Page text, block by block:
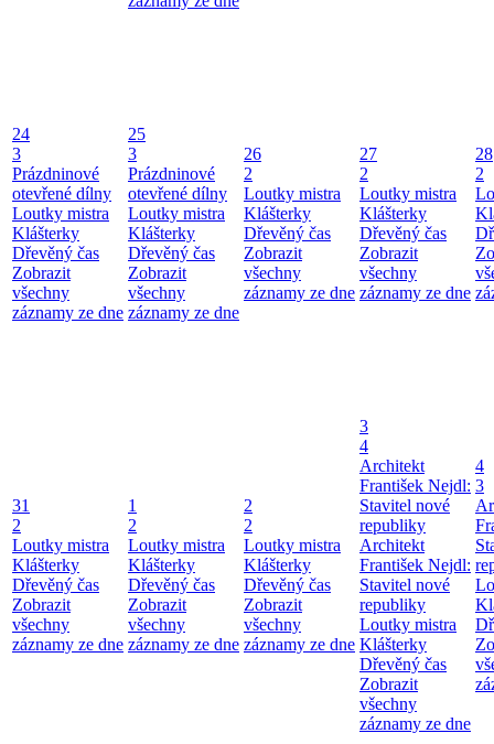
24
3
Prázdninové
otevřené dílny
Loutky mistra
Klášterky
Dřevěný čas
Zobrazit
všechny
záznamy ze dne
25
3
Prázdninové
otevřené dílny
Loutky mistra
Klášterky
Dřevěný čas
Zobrazit
všechny
záznamy ze dne
26
2
Loutky mistra
Klášterky
Dřevěný čas
Zobrazit
všechny
záznamy ze dne
27
2
Loutky mistra
Klášterky
Dřevěný čas
Zobrazit
všechny
záznamy ze dne
28
2
31
2
Loutky mistra
Klášterky
Dřevěný čas
Zobrazit
všechny
záznamy ze dne
1
2
Loutky mistra
Klášterky
Dřevěný čas
Zobrazit
všechny
záznamy ze dne
2
2
Loutky mistra
Klášterky
Dřevěný čas
Zobrazit
všechny
záznamy ze dne
3
4
Architekt
František Nejdl:
Stavitel nové
republiky
Architekt
František Nejdl:
Stavitel nové
republiky
Loutky mistra
Klášterky
Dřevěný čas
Zobrazit
všechny
záznamy ze dne
4
3